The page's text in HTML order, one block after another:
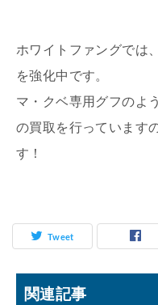
ホワイトファングでは
を強化中です。
マ・クベ専用グフのよ
の買取を行っています
す！
Tweet
関連記事